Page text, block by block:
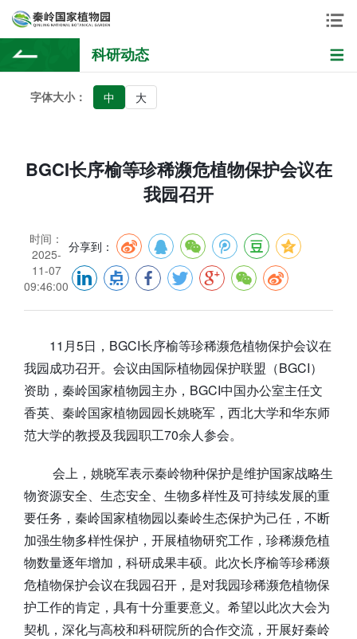
科研动态
字体大小： 中 大
BGCI长序榆等珍稀濒危植物保护会议在
我园召开
时间：
2025-
11-07
09:46:00
分享到：
11月5日，BGCI长序榆等珍稀濒危植物保护会议在
我园成功召开。会议由国际植物园保护联盟（BGCI）
资助，秦岭国家植物园主办，BGCI中国办公室主任文
香英、秦岭国家植物园园长姚晓军，西北大学和华东师
范大学的教授及我园职工70余人参会。
会上，姚晓军表示秦岭物种保护是维护国家战略生
物资源安全、生态安全、生物多样性及可持续发展的重
要任务，秦岭国家植物园以秦岭生态保护为己任，不断
加强生物多样性保护，开展植物研究工作，珍稀濒危植
物数量逐年增加，科研成果丰硕。此次长序榆等珍稀濒
危植物保护会议在我园召开，是对我园珍稀濒危植物保
护工作的肯定，具有十分重要意义。希望以此次大会为
契机，深化与高校和科研院所的合作交流，开展好秦岭